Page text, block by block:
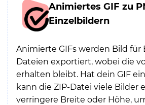
Animiertes GIF zu
Einzelbildern
Animierte GIFs werden Bild für
Dateien exportiert, wobei die
erhalten bleibt. Hat dein GIF
kann die ZIP-Datei viele Bilder
verringere Breite oder Höhe,